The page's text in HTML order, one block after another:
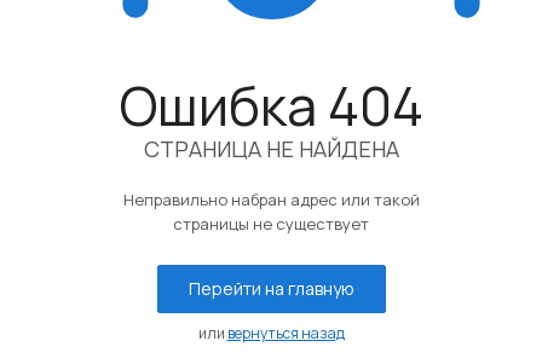
Ошибка 404
СТРАНИЦА НЕ НАЙДЕНА
Неправильно набран адрес или такой
страницы не существует
Перейти на главную
или вернуться назад